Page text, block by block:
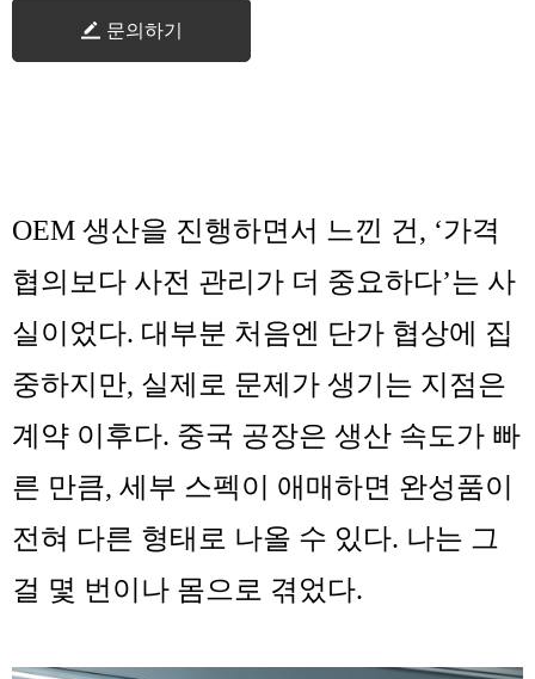
문의하기
OEM 생산을 진행하면서 느낀 건, ‘가격
협의보다 사전 관리가 더 중요하다’는 사
실이었다. 대부분 처음엔 단가 협상에 집
중하지만, 실제로 문제가 생기는 지점은
계약 이후다. 중국 공장은 생산 속도가 빠
른 만큼, 세부 스펙이 애매하면 완성품이
전혀 다른 형태로 나올 수 있다. 나는 그
걸 몇 번이나 몸으로 겪었다.